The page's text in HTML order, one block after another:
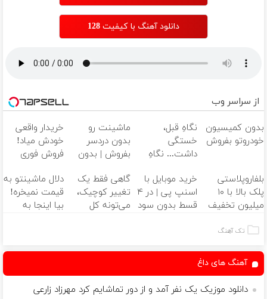
دانلود آهنگ با کیفیت 128
از سراسر وب
بدون کمیسیون
خودروتو بفروش
نگاهِ قبل،
خستگی
داشت... نگاهِ
🌸 بلفا با 25%
تخفیف
ماشینت رو
بدون دردسر
بفروش | بدون
خریدار واقعی
خودش میاد!
فروش فوری
مکانیک
بلفاروپلاستی
پلک بالا با ۱۰
میلیون تخفیف
✅
خرید موبایل با
اسنپ پی | در ۴
قسط بدون سود
گاهی فقط یک
تغییر کوچیک،
می‌تونه کل
دلال ماشینتو به
قیمت نمیخره!
بیا اینجا به
تک آهنگ
آهنگ های داغ
دانلود موزیک یک نفر آمد و از دور تماشایم کرد مهرزاد زارعی